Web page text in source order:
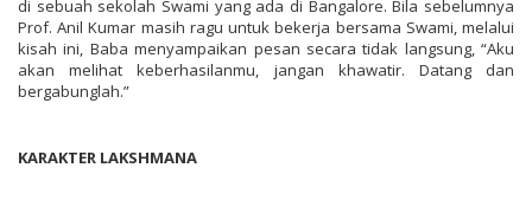
di sebuah sekolah Swami yang ada di Bangalore. Bila sebelumnya
Prof. Anil Kumar masih ragu untuk bekerja bersama Swami, melalui
kisah ini, Baba menyampaikan pesan secara tidak langsung, “Aku
akan melihat keberhasilanmu, jangan khawatir. Datang dan
bergabunglah.”
KARAKTER LAKSHMANA